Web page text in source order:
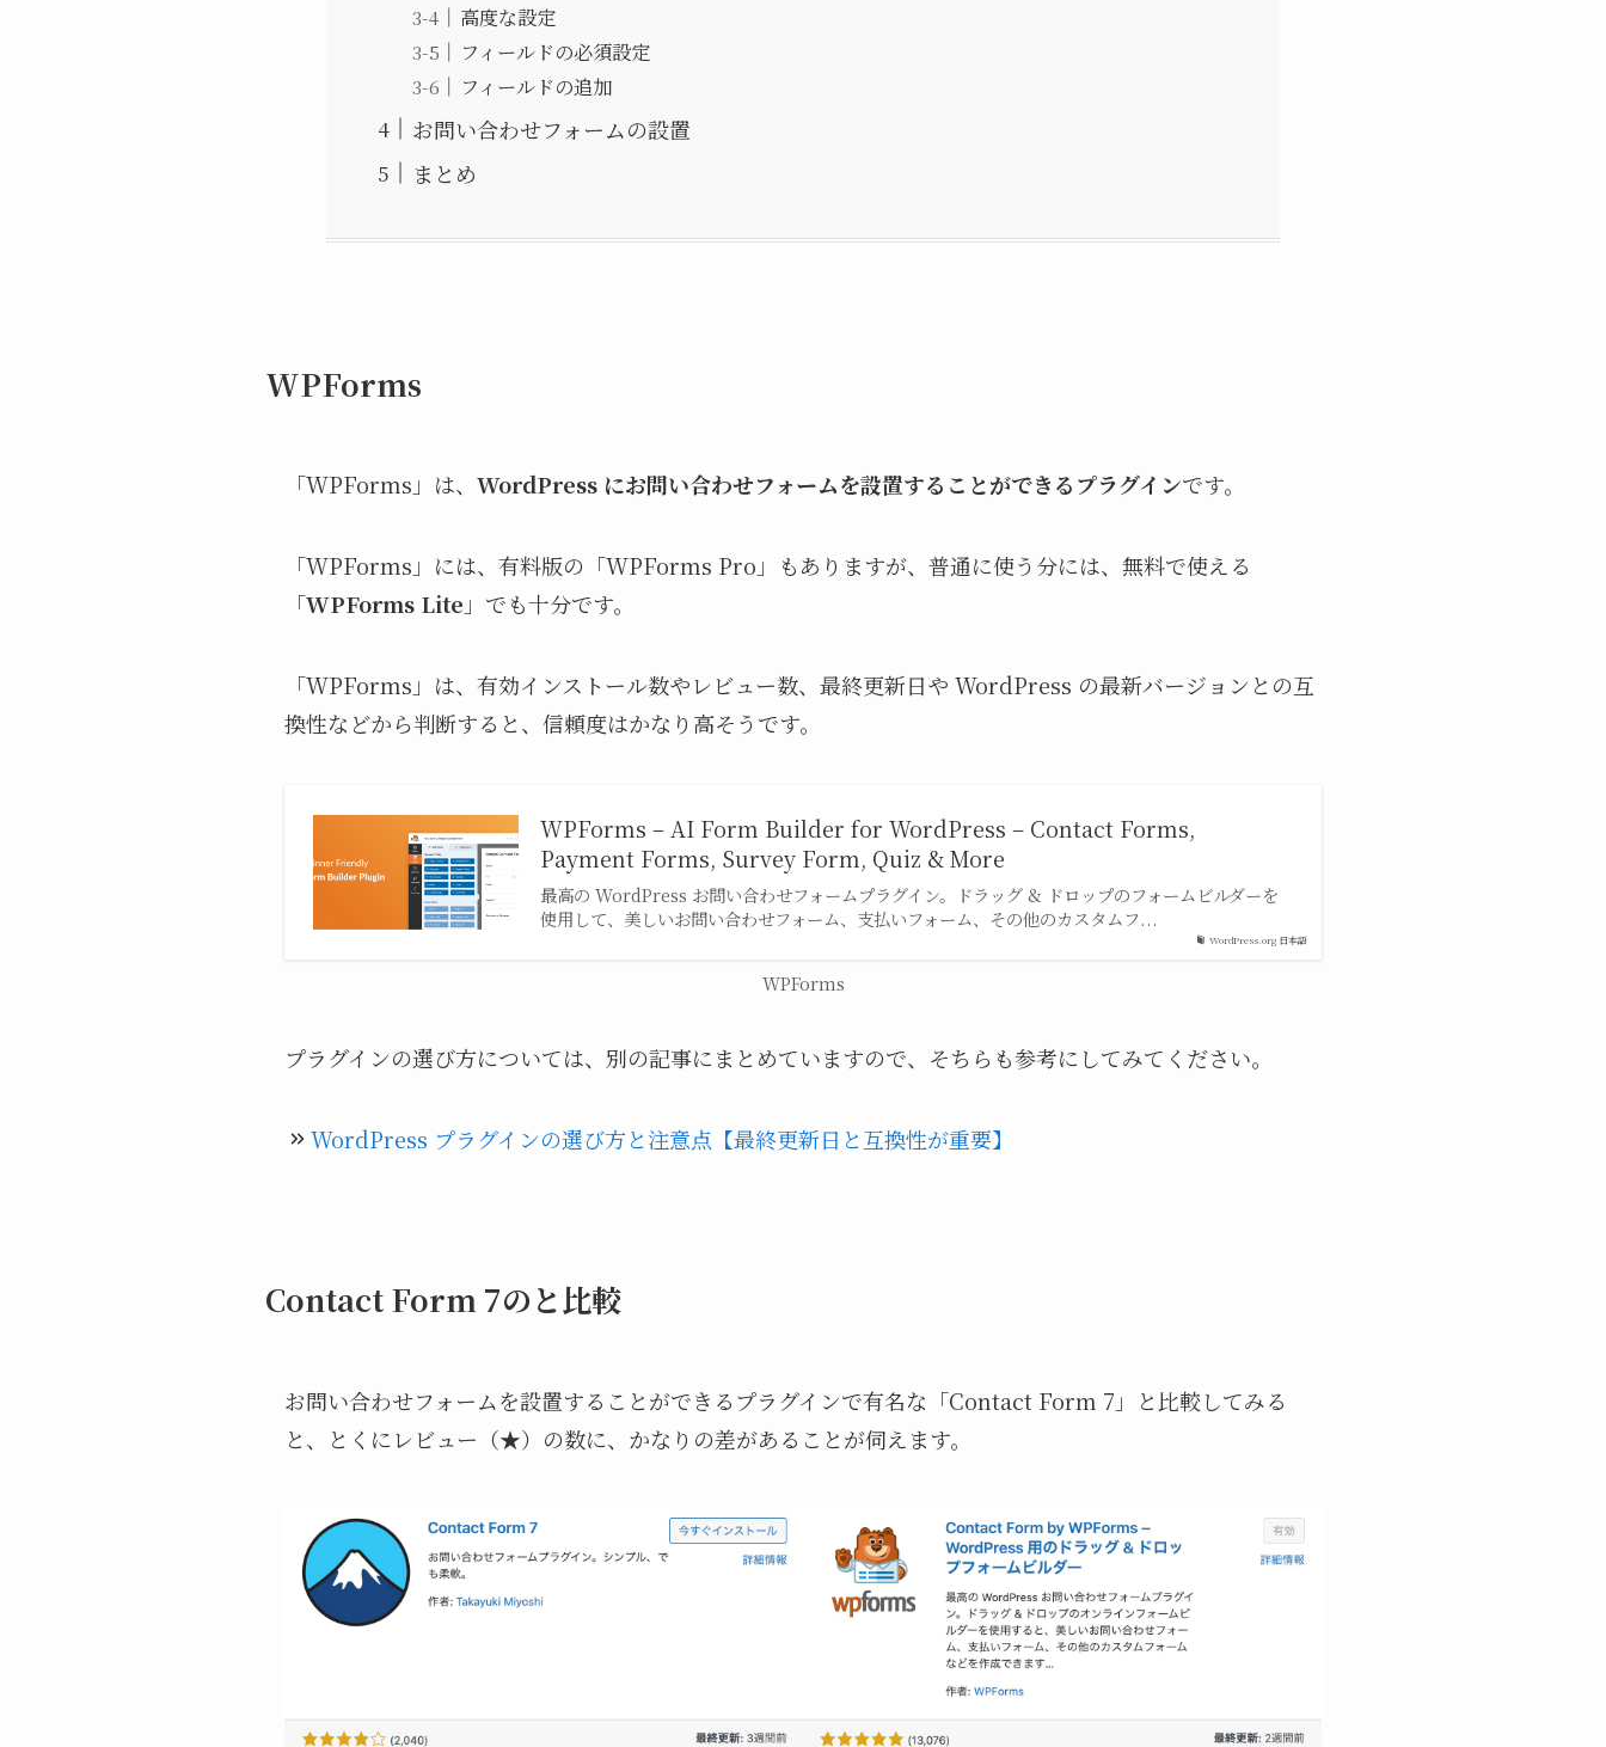
高度な設定
フィールドの必須設定
フィールドの追加
お問い合わせフォームの設置
まとめ
WPForms
「WPForms」は、 WordPress にお問い合わせフォームを設置することができるプラグインです。
「WPForms」には、有料版の「WPForms Pro」もありますが、普通に使う分には、無料で使える
「WPForms Lite 」でも十分です。
「WPForms」は、有効インストール数やレビュー数、最終更新日や WordPress の最新バージョンとの互
換性などから判断すると、信頼度はかなり高そうです。
WordPress.org 日本語
WPForms – AI Form Builder for WordPress – Contact Forms,
Payment Forms, Survey Form, Quiz & More
最高の WordPress お問い合わせフォームプラグイン。ドラッグ & ドロップのフォームビルダーを
使用して、美しいお問い合わせフォーム、支払いフォーム、その他のカスタムフ...
WPForms
プラグインの選び方については、別の記事にまとめていますので、そちらも参考にしてみてください。
WordPress プラグインの選び方と注意点【最終更新日と互換性が重要】
Contact Form 7のと比較
お問い合わせフォームを設置することができるプラグインで有名な「Contact Form 7」と比較してみる
と、とくにレビュー（★）の数に、かなりの差があることが伺えます。